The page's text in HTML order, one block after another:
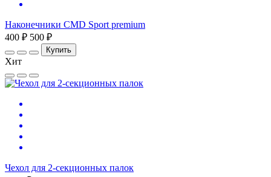
Наконечники CMD Sport premium
400 ₽ 500 ₽
Купить
Хит
Чехол для 2-секционных палок